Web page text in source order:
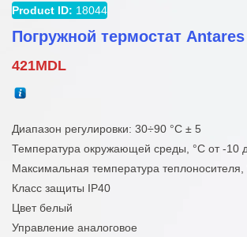
Product ID: 18044
Погружной термостат Antares
421MDL
Диапазон регулировки: 30÷90 °C ± 5
Температура окружающей среды, °С от -10
Максимальная температура теплоносителя,
Класс защиты IP40
Цвет белый
Управление аналоговое